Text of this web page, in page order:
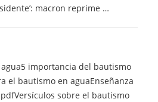
macron reprime …
importancia del bautismo
el bautismo en aguaEnseñanza
sobre el bautismo